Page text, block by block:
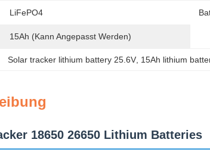
LiFePO4
15Ah (kann Angepasst Werden)
Solar tracker lithium battery 25.6V 15Ah lithium
18650 26650 Lithium Batteries